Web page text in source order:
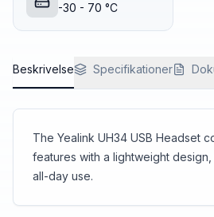
-30 - 70 °C
Beskrivelse Specifikationer
The Yealink UH34 USB Headset
features with a lightweight
all-day use.